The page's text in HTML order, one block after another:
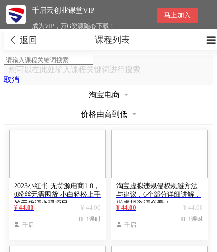
千启云创业课堂VIP
成为VIP，万G资源随心下载！
马上加入
 返回 
课程列表
您可以在此处输入课程关键词进行搜索
取消
淘宝电商
价格由高到低
2023小红书·无货源电商1.0，
0粉丝无需囤货 小白轻松上手
的无货源变现项目
¥ 44.00
¥ 44.00
 千启
 1课时
淘宝虚拟违规侵权规避方法
与建议，6个部分详细讲解，
做虚拟资源必看！
¥ 44.00
¥ 44.00
 千启
 1课时